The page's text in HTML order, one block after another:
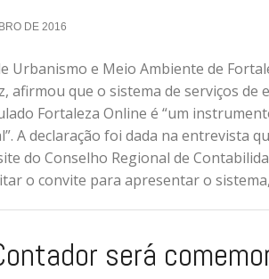
DE 2016
Urbanismo e Meio Ambiente de
afirmou que o sistema de serviços de
Fortaleza Online é “um
A declaração foi dada na entrevista
do Conselho Regional de
o convite para apresentar o
será